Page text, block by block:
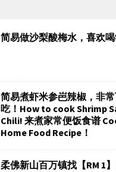
简易做沙梨酸梅水，喜欢喝
简易煮虾米参岜辣椒，非
吃！How to cook Shrimp
Chili! 来煮家常便饭食谱
Home Food Recipe！
柔佛新山百万镇找【RM 1】